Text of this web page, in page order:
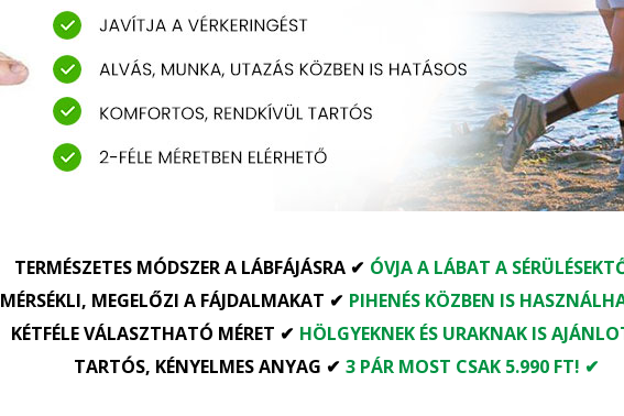
TERMÉSZETES MÓDSZER A LÁBFÁJÁSRA ✔ ÓVJA A LÁBAT A
MÉRSÉKLI, MEGELŐZI A FÁJDALMAKAT ✔ PIHENÉS KÖZBEN IS
KÉTFÉLE VÁLASZTHATÓ MÉRET ✔ HÖLGYEKNEK ÉS URAKNAK IS
TARTÓS, KÉNYELMES ANYAG ✔ 3 PÁR MOST CSAK 5.990 FT! ✔